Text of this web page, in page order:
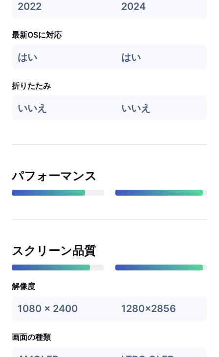
2022 2024
最新OSに対応
はい はい
折りたたみ
いいえ いいえ
パフォーマンス
スクリーン品質
解像度
1080 x 2400 1280x2856
画面の種類